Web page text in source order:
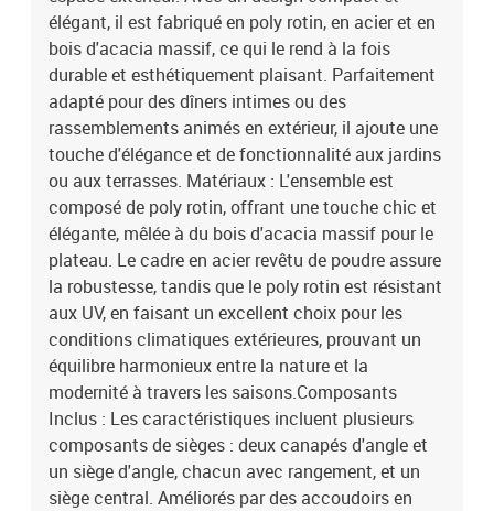
poli et maintenant la beauté de votre mobilier d'extérieur. Couleur:
Beige et grisMatériau: Rattan synthétique, acier et bois d'acacia
massifFinition: MatModulairePieds réglablesPlaces
assisesFinition: MatLargeur d'assise: 55 cmProfondeur de siège:
55 cmPoids maximal: 110 kgCapacité: 6ModulairePieds
réglablesCoussin de siègeFermeture éclairAssemblage requis:
OuiContenant de la livraison:2 x Canapé avec accoudoirs incluant
fonction de rangement1 x Siège d'angle incluant fonction de
rangement2 x Siège central incluant fonction de rangement1 x
Pouf avec fonction de rangement1 x Table de jardinEAN:
8721158998484SKU: 3349734Brand: vidaXL
élégant, il est fabriqué en poly rotin, en acier et en
bois d'acacia massif, ce qui le rend à la fois
durable et esthétiquement plaisant. Parfaitement
adapté pour des dîners intimes ou des
rassemblements animés en extérieur, il ajoute une
touche d'élégance et de fonctionnalité aux jardins
ou aux terrasses. Matériaux : L'ensemble est
composé de poly rotin, offrant une touche chic et
élégante, mêlée à du bois d'acacia massif pour le
plateau. Le cadre en acier revêtu de poudre assure
la robustesse, tandis que le poly rotin est résistant
aux UV, en faisant un excellent choix pour les
conditions climatiques extérieures, prouvant un
équilibre harmonieux entre la nature et la
modernité à travers les saisons.Composants
Inclus : Les caractéristiques incluent plusieurs
composants de sièges : deux canapés d'angle et
un siège d'angle, chacun avec rangement, et un
siège central. Améliorés par des accoudoirs en